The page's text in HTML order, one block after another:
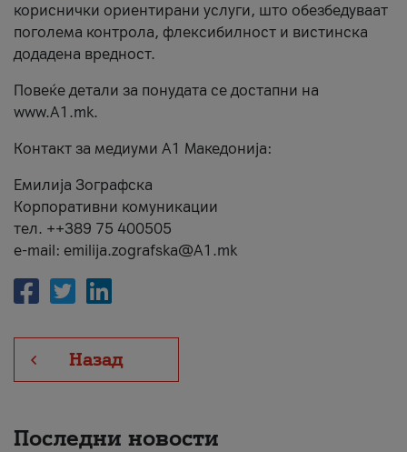
кориснички ориентирани услуги, што обезбедуваат
поголема контрола, флексибилност и вистинска
додадена вредност.
Повеќе детали за понудата се достапни на
www.А1.mk.
Контакт за медиуми А1 Македонија:
Емилија Зографска
Корпоративни комуникации
тел. ++389 75 400505
e-mail: emilija.zografska@A1.mk
Назад
Последни новости